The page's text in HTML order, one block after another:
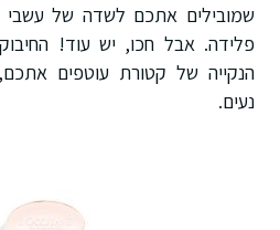
שמובילים אתכם לשדה של עשבי
פלידה. אבל חכו, יש עוד!
הנקייה של קטורת עוטפים אתכם,
נעים.